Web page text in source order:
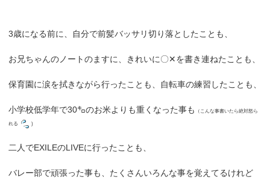
3歳になる前に、自分で前髪バッサリ切り落としたことも、
お兄ちゃんのノートのますに、きれいに〇✕を書き連ねたことも、
保育園に涙を拭きながら行ったことも、自転車の練習したことも、
小学校低学年で30㌔のお米よりも重くなった事も （こんな事書いたら絶対怒ら
れる )
二人でEXILEのLIVEに行ったことも、
バレー部で頑張った事も、たくさんいろんな事を覚えてるけれど